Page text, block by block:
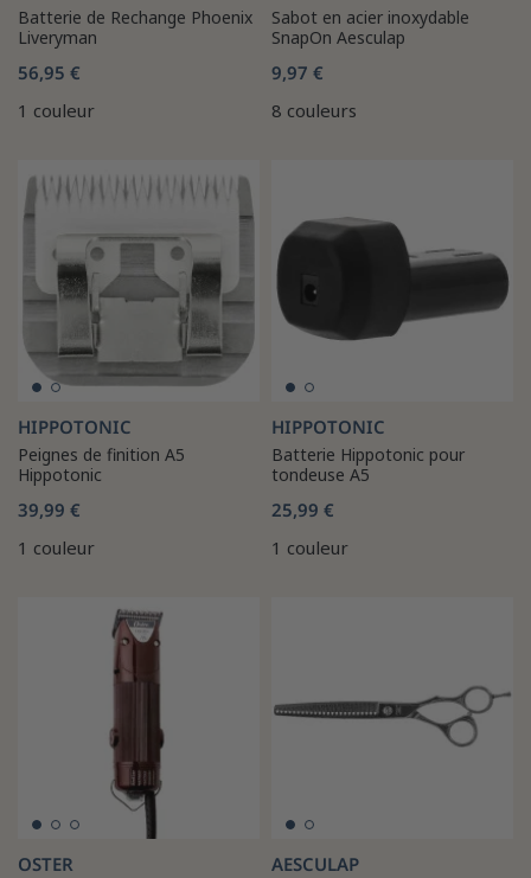
Batterie de Rechange Phoenix
Liveryman
56,95 €
1 couleur
Sabot en acier inoxydable
SnapOn Aesculap
9,97 €
8 couleurs
HIPPOTONIC
Peignes de finition A5
Hippotonic
39,99 €
1 couleur
HIPPOTONIC
Batterie Hippotonic pour
tondeuse A5
25,99 €
1 couleur
OSTER AESCULAP